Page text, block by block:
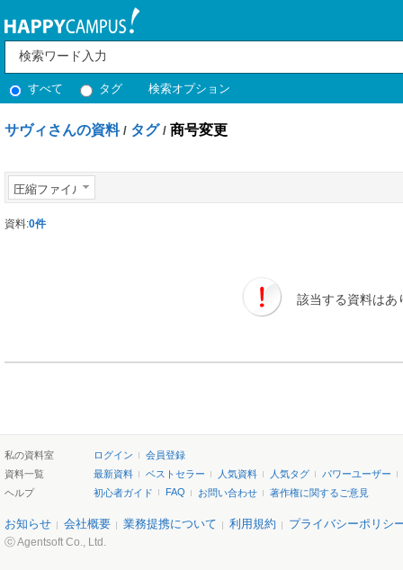
すべて タグ 検索オプション
サヴィさんの資料 / タグ / 商号変更
圧縮ファイル
資料:0件
該当する資料はあ
私の資料室 ログイン
会員登録
資料一覧
最新資料 ベストセラー 人気資料 人気タグ
パワーユーザー
ヘルプ
初心者ガイド FAQ お問い合わせ 著作権に関するご意見
お知らせ 会社概要 業務提携について 利用規約 プライバシーポリシ
ⓒ Agentsoft Co., Ltd.